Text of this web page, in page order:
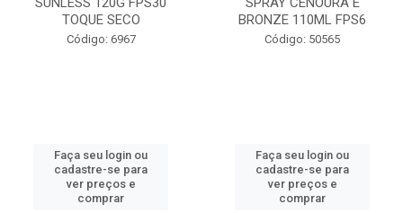
TOQUE SECO
Código: 6967
Faça seu login ou
cadastre-se para
ver preços e
comprar
BRONZE 110ML FPS6
Código: 50565
Faça seu login ou
cadastre-se para
ver preços e
comprar